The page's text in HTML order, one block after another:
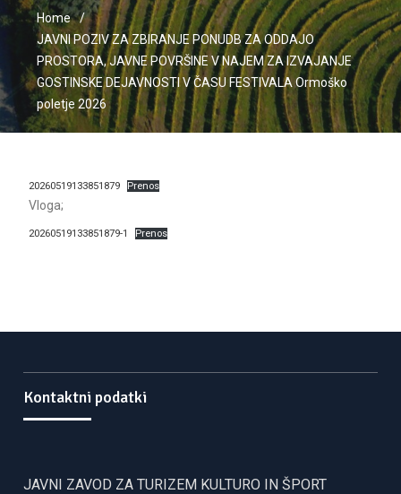
Home
JAVNI POZIV ZA ZBIRANJE PONUDB ZA ODDAJO
PROSTORA, JAVNE POVRŠINE V NAJEM ZA IZVAJANJE
GOSTINSKE DEJAVNOSTI V ČASU FESTIVALA Ormoško
poletje 2026
20260519133851879 Prenos
Vloga;
20260519133851879-1 Prenos
Kontaktni podatki
JAVNI ZAVOD ZA TURIZEM KULTURO IN ŠPORT